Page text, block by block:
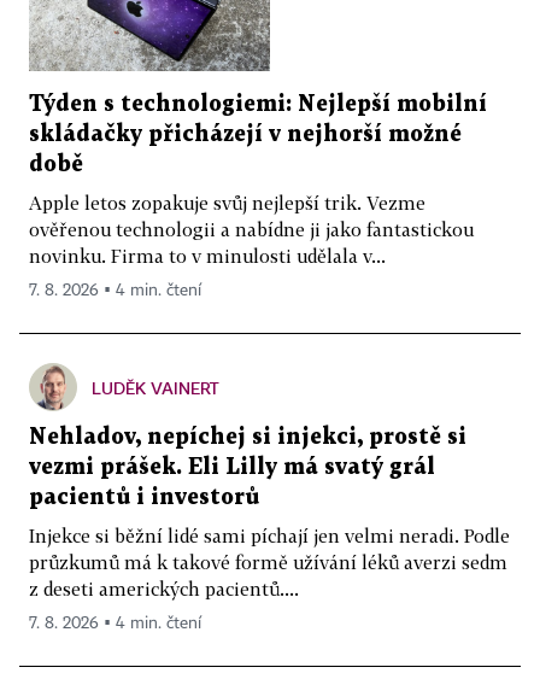
Týden s technologiemi: Nejlepší mobilní
skládačky přicházejí v nejhorší možné
době
Apple letos zopakuje svůj nejlepší trik. Vezme
ověřenou technologii a nabídne ji jako fantastickou
novinku. Firma to v minulosti udělala v...
7. 8. 2026 ▪ 4 min. čtení
LUDĚK VAINERT
Nehladov, nepíchej si injekci, prostě si
vezmi prášek. Eli Lilly má svatý grál
pacientů i investorů
Injekce si běžní lidé sami píchají jen velmi neradi. Podle
průzkumů má k takové formě užívání léků averzi sedm
z deseti amerických pacientů....
7. 8. 2026 ▪ 4 min. čtení